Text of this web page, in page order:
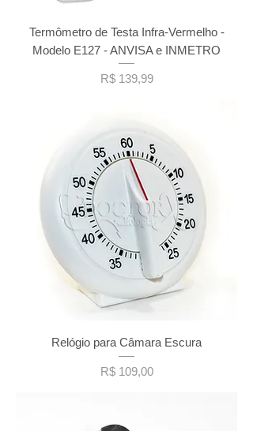
Termômetro de Testa Infra-Vermelho -
Modelo E127 - ANVISA e INMETRO
Preço
R$ 139,99
Relógio para Câmara Escura
Preço
R$ 109,00